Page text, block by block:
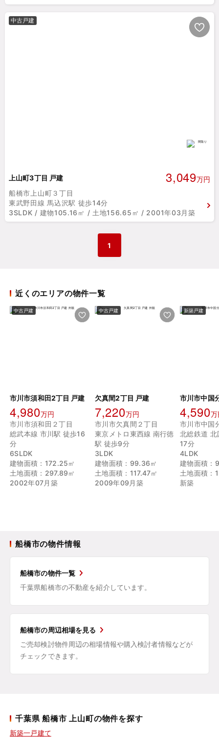
中古戸建
上山町3丁目 戸建 3,049万円
船橋市上山町３丁目
東武野田線 馬込沢駅 徒歩14分
3SLDK / 建物105.16㎡ / 土地156.65㎡ / 2001年03月築
1
近くのエリアの物件一覧
中古戸建
市川市須和田2丁目 戸建
4,980万円
市川市須和田２丁目
総武本線 市川駅 徒歩16
分
6SLDK
建物面積：172.25㎡
土地面積：297.89㎡
2002年07月築
中古戸建
欠真間2丁目 戸建
7,220万円
市川市欠真間２丁目
東京メトロ東西線 南行徳
駅 徒歩9分
3LDK
建物面積：99.36㎡
土地面積：117.47㎡
2009年09月築
新築戸建
4,590万
市川市中国
北総鉄道
17分
4LDK
建物面積：
土地面積：
新築
船橋市の物件情報
船橋市の物件一覧
千葉県船橋市の不動産を紹介しています。
船橋市の周辺相場を見る
ご売却検討物件周辺の相場情報や購入検討者情報などが
チェックできます。
千葉県 船橋市 上山町の物件を探す
新築一戸建て